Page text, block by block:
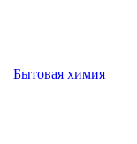
Бытовая химия